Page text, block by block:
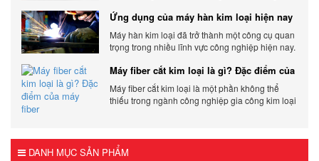
Ứng dụng của máy hàn kim loại hiện nay
Máy hàn kim loại đã trở thành một công cụ quan
trọng trong nhiều lĩnh vực công nghiệp hiện nay.
Máy fiber cắt kim loại là gì? Đặc điểm của
máy fiber
Máy fiber cắt kim loại là một phần không thể
thiếu trong ngành công nghiệp gia công kim loại
DANH MỤC SẢN PHẨM